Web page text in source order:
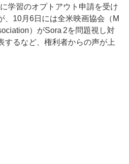
学習のオプトアウト申請を受け
、10月6日には全米映画協会（M
）がSora 2を問題視し対
するなど、権利者からの声が上